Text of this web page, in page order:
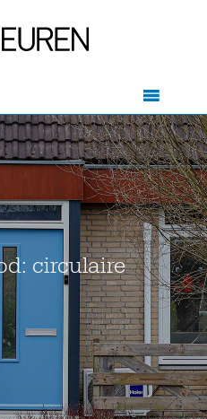
circulaire